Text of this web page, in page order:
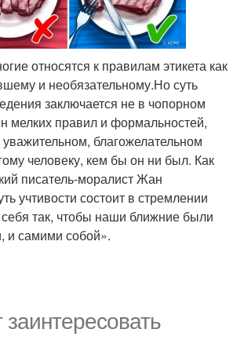
относятся к правилам этикета как
и необязательному.Но суть
заключается не в чопорном
мелких правил и формальностей,
благожелательном
человеку, кем бы он ни был. Как
писатель-моралист Жан
учтивости состоит в стремлении
себя так, чтобы наши ближние были
и самими собой».